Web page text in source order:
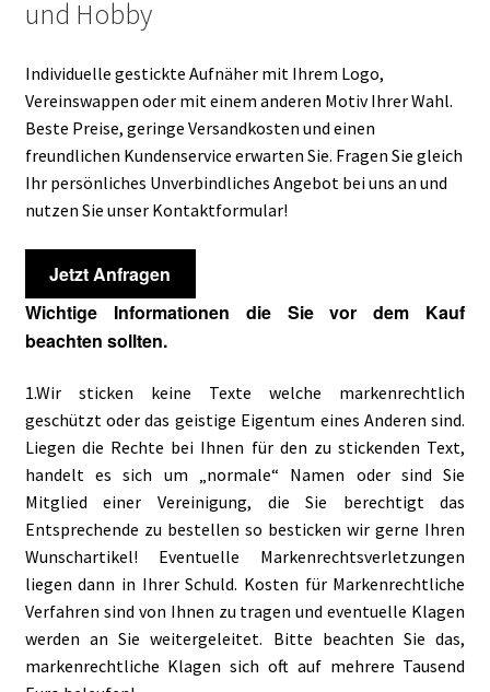
und Hobby
Individuelle gestickte Aufnäher mit Ihrem Logo,
Vereinswappen oder mit einem anderen Motiv Ihrer Wahl.
Beste Preise, geringe Versandkosten und einen
freundlichen Kundenservice erwarten Sie. Fragen Sie gleich
Ihr persönliches Unverbindliches Angebot bei uns an und
nutzen Sie unser Kontaktformular!
Jetzt Anfragen
Wichtige Informationen die Sie vor dem Kauf
beachten sollten.
1.Wir sticken keine Texte welche markenrechtlich
geschützt oder das geistige Eigentum eines Anderen sind.
Liegen die Rechte bei Ihnen für den zu stickenden Text,
handelt es sich um „normale“ Namen oder sind Sie
Mitglied einer Vereinigung, die Sie berechtigt das
Entsprechende zu bestellen so besticken wir gerne Ihren
Wunschartikel! Eventuelle Markenrechtsverletzungen
liegen dann in Ihrer Schuld. Kosten für Markenrechtliche
Verfahren sind von Ihnen zu tragen und eventuelle Klagen
werden an Sie weitergeleitet. Bitte beachten Sie das,
markenrechtliche Klagen sich oft auf mehrere Tausend